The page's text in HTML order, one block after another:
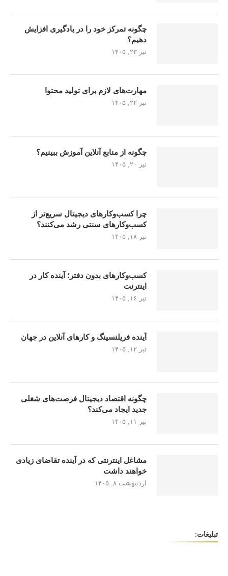
چگونه تمرکز خود را در یادگیری افزایش
دهیم؟
تیر ۲۳, ۱۴۰۵
مهارت‌های لازم برای تولید محتوا
تیر ۲۲, ۱۴۰۵
چگونه از منابع آنلاین آموزش ببینیم؟
تیر ۲۰, ۱۴۰۵
چرا کسب‌وکارهای دیجیتال سریع‌تر از
کسب‌وکارهای سنتی رشد می‌کنند؟
تیر ۱۸, ۱۴۰۵
کسب‌وکارهای بدون دفتر؛ آینده کار در
اینترنت
تیر ۱۶, ۱۴۰۵
آینده فریلنسینگ و کارهای آنلاین در جهان
تیر ۱۲, ۱۴۰۵
چگونه اقتصاد دیجیتال فرصت‌های شغلی
جدید ایجاد می‌کند؟
تیر ۱۱, ۱۴۰۵
مشاغل اینترنتی که در آینده تقاضای زیادی
خواهند داشت
اردیبهشت ۸, ۱۴۰۵
تبلیغات: